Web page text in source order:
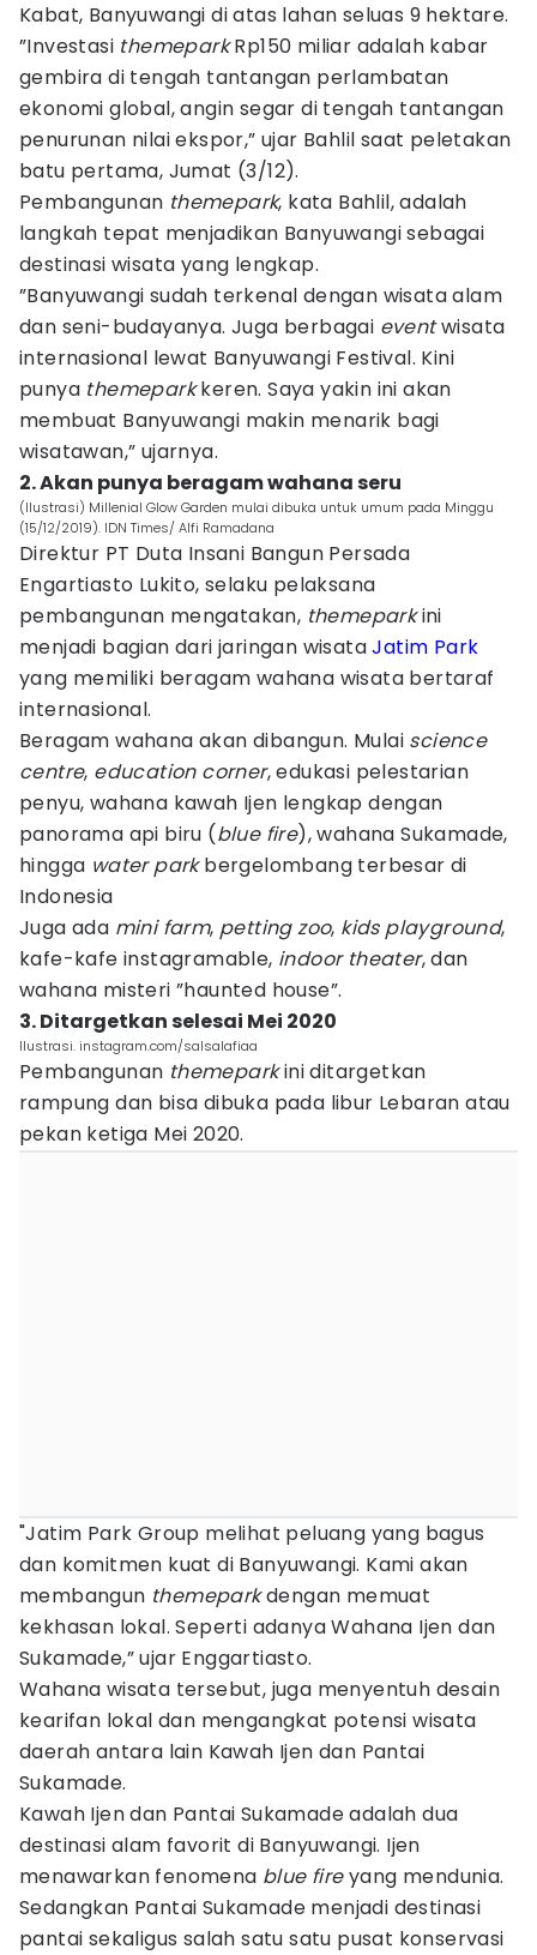
Kabat, Banyuwangi di atas lahan seluas 9 hektare.
”Investasi themeparkRp150 miliar adalah kabar
gembira di tengah tantangan perlambatan
ekonomi global, angin segar di tengah tantangan
penurunan nilai ekspor,” ujar Bahlil saat peletakan
batu pertama, Jumat (3/12).
Pembangunan themepark, kata Bahlil, adalah
langkah tepat menjadikan Banyuwangi sebagai
destinasi wisata yang lengkap.
”Banyuwangi sudah terkenal dengan wisata alam
dan seni-budayanya. Juga berbagai eventwisata
internasional lewat Banyuwangi Festival. Kini
punya themeparkkeren. Saya yakin ini akan
membuat Banyuwangi makin menarik bagi
wisatawan,” ujarnya.
2. Akan punya beragam wahana seru
(Ilustrasi) Millenial Glow Garden mulai dibuka untuk umum pada Minggu
(15/12/2019). IDN Times/ Alfi Ramadana
Direktur PT Duta Insani Bangun Persada
Engartiasto Lukito, selaku pelaksana
pembangunan mengatakan, themeparkini
menjadi bagian dari jaringan wisataJatim Park
yang memiliki beragam wahana wisata bertaraf
internasional.
Beragam wahana akan dibangun. Mulai science
centre, education corner, edukasi pelestarian
penyu, wahana kawah Ijen lengkap dengan
panorama api biru (blue fire), wahana Sukamade,
hingga water parkbergelombang terbesar di
Indonesia
Juga ada mini farm, petting zoo, kids playground,
kafe-kafe instagramable, indoor theater, dan
wahana misteri ”haunted house”.
3. Ditargetkan selesai Mei 2020
Ilustrasi. instagram.com/salsalafiaa
Pembangunan themeparkini ditargetkan
rampung dan bisa dibuka pada libur Lebaran atau
pekan ketiga Mei 2020.
"Jatim Park Group melihat peluang yang bagus
dan komitmen kuat di Banyuwangi. Kami akan
membangun themeparkdengan memuat
kekhasan lokal. Seperti adanya Wahana Ijen dan
Sukamade,” ujar Enggartiasto.
Wahana wisata tersebut, juga menyentuh desain
kearifan lokal dan mengangkat potensi wisata
daerah antara lain Kawah Ijen dan Pantai
Sukamade.
Kawah Ijen dan Pantai Sukamade adalah dua
destinasi alam favorit di Banyuwangi. Ijen
menawarkan fenomena blue fireyang mendunia.
Sedangkan Pantai Sukamade menjadi destinasi
pantai sekaligus salah satu satu pusat konservasi